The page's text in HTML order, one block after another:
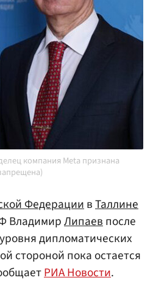
компания Meta признана
ФедерациивТаллине
ВладимирЛипаевпосле
уровня дипломатических
стороной пока остается
РИА Новости.